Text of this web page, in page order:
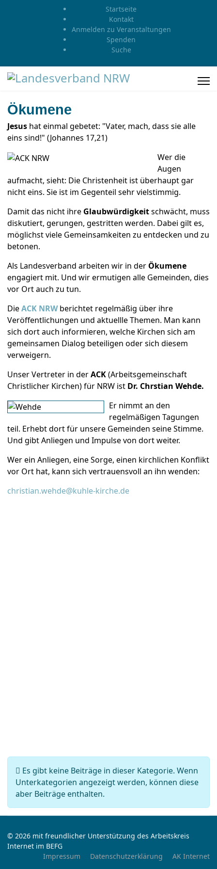
Startseite
Kontakt
Anmelden zu Veranstaltungen
Spenden
Suche
Ökumene
Jesus hat einmal gebetet: "Vater, mach, dass sie alle
eins sind!" (Johannes 17,21)
Wer die
Augen
aufmacht, sieht: Die Christenheit ist überhaupt gar
nicht eins. Sie ist im Gegenteil sehr vielstimmig.
Damit das nicht ihre Glaubwürdigkeitschwächt, muss
diskutiert, gerungen, gestritten werden. Dabei gilt es,
möglichst viele Gemeinsamkeiten zu entdecken und zu
betonen.
Als Landesverband arbeiten wir in der Ökumene
engagiert mit. Und wir ermutigen alle Gemeinden, dies
vor Ort auch zu tun.
DieACK NRWberichtet regelmäßig über ihre
Veröffentlichungen und aktuellle Themen. Man kann
sich dort auch informieren, welche Kirchen sich am
gemeinsamen Dialog beteiligen oder sich diesem
verweigern.
Unser Vertreter in derACK(Arbeitsgemeinschaft
Christlicher Kirchen) für NRW ist Dr. Chrstian Wehde.
Er nimmt an den
regelmäßigen Tagungen
teil. Erhebt dort für unsere Gemeinden seine Stimme.
Und gibt Anliegen und Impulse von dort weiter.
Wer ein Anliegen, eine Sorge, einen kirchlichen Konflikt
vor Ort hat, kann sich vertrauensvoll an ihn wenden:
christian.wehde@kuhle-kirche.de
Information
Es gibt keine Beiträge in dieser Kategorie. Wenn
Unterkategorien angezeigt werden, können diese
aber Beiträge enthalten.
© 2026 mit freundlicher Unterstützung des Arbeitskreis
Internet im BEFG
Impressum
Datenschutzerklärung AK Internet